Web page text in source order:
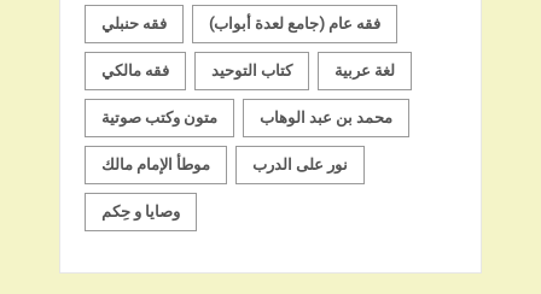
فقه حنبلي فقه عام (جامع لعدة أبواب)
فقه مالكي كتاب التوحيد لغة عربية
متون وكتب صوتية محمد بن عبد الوهاب
موطأ الإمام مالك نور على الدرب
وصايا و حِكم